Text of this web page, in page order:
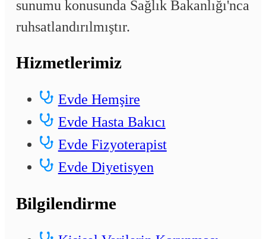
sunumu konusunda Sağlık Bakanlığı'nca
ruhsatlandırılmıştır.
Hizmetlerimiz
Evde Hemşire
Evde Hasta Bakıcı
Evde Fizyoterapist
Evde Diyetisyen
Bilgilendirme